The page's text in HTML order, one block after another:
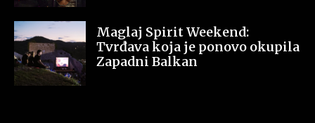
Maglaj Spirit Weekend:
Tvrđava koja je ponovo okupila
Zapadni Balkan